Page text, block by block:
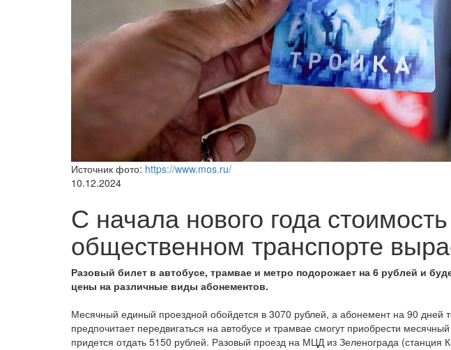
Источник фото: https://www.mos.ru/
10.12.2024
С начала нового года
общественном транспорте
Разовый билет в автобусе, трамвае и метро подорожает на 6 рублей и
цены на различные виды абонементов.
Месячный единый проездной обойдется в 3070 рублей, а абонемент на 90 дней
предпочитает передвигаться на автобусе и трамвае смогут приобрести
придется отдать 5150 рублей. Разовый проезд на МЦД из Зеленограда (станция